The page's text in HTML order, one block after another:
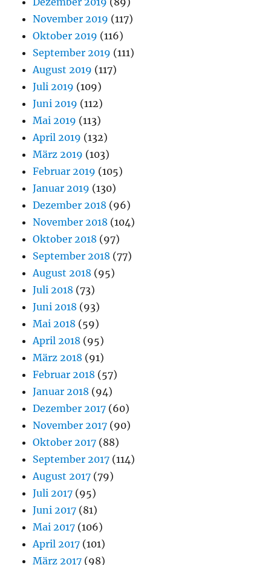
November 2019 (117)
Oktober 2019 (116)
September 2019 (111)
August 2019 (117)
Juli 2019 (109)
Juni 2019 (112)
Mai 2019 (113)
April 2019 (132)
März 2019 (103)
Februar 2019 (105)
Januar 2019 (130)
Dezember 2018 (96)
November 2018 (104)
Oktober 2018 (97)
September 2018 (77)
August 2018 (95)
Juli 2018 (73)
Juni 2018 (93)
Mai 2018 (59)
April 2018 (95)
März 2018 (91)
Februar 2018 (57)
Januar 2018 (94)
Dezember 2017 (60)
November 2017 (90)
Oktober 2017 (88)
September 2017 (114)
August 2017 (79)
Juli 2017 (95)
Juni 2017 (81)
Mai 2017 (106)
April 2017 (101)
März 2017 (98)